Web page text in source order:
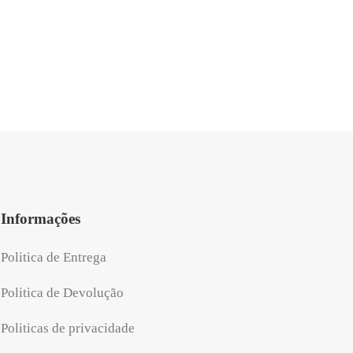
Informações
Politica de Entrega
Politica de Devolução
Politicas de privacidade